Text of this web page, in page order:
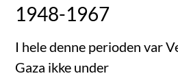
1948-1967
I hele denne perioden var
Gaza ikke under